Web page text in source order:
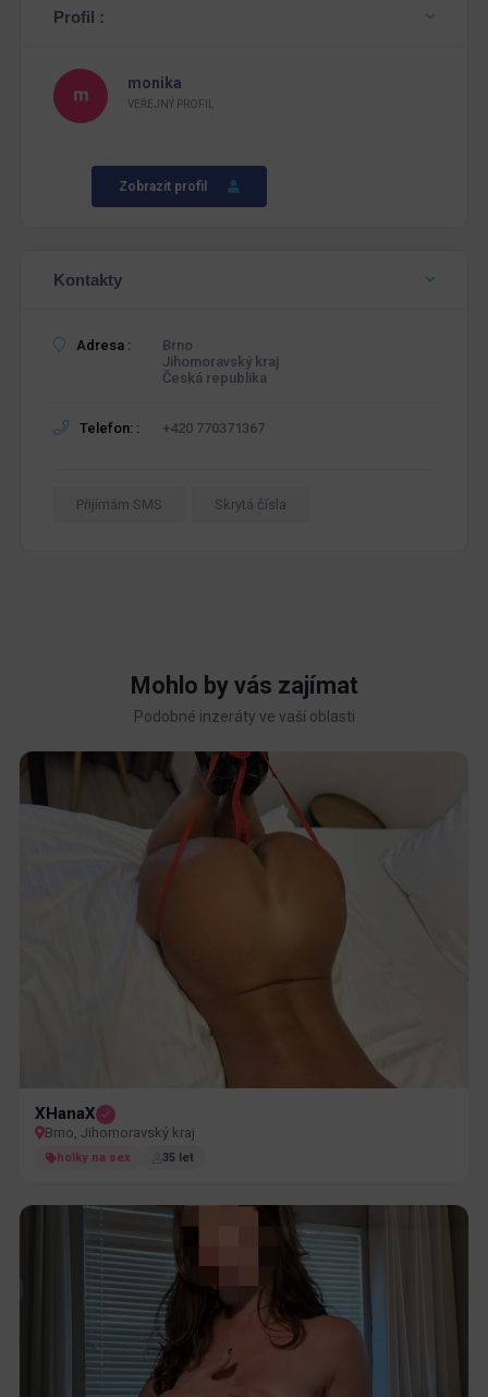
Profil :
monika
VEŘEJNÝ PROFIL
Zobrazit profil
Kontakty
Adresa :
Brno
Jihomoravský kraj
Česká republika
Telefon: : +420 770371367
Přijímám SMS Skrytá čísla
Mohlo by vás zajímat
Podobné inzeráty ve vaší oblasti
XHanaX
Brno, Jihomoravský kraj
holky na sex 35 let